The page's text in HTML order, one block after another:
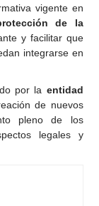
vigente en
de la
y facilitar que
integrarse en
por la entidad
de nuevos
pleno de los
legales y